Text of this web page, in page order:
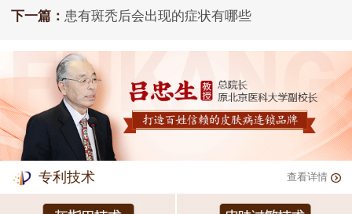
下一篇： 患有斑秃后会出现的症状有哪些
专利技术 查看详情